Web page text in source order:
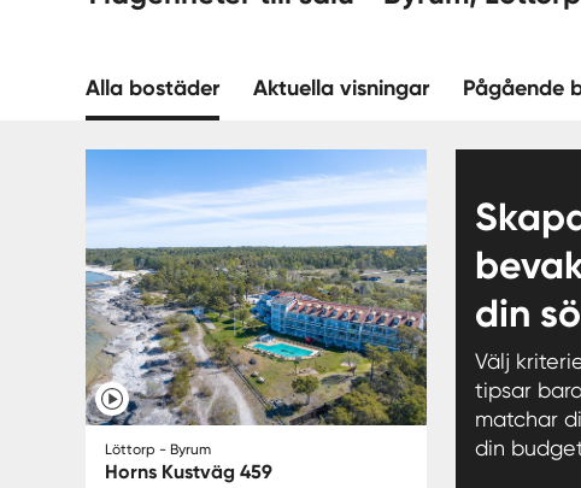
Alla bostäder Aktuella visningar Pågående
Löttorp - Byrum
Horns Kustväg 459
din
Välj
tipsar
matchar
din